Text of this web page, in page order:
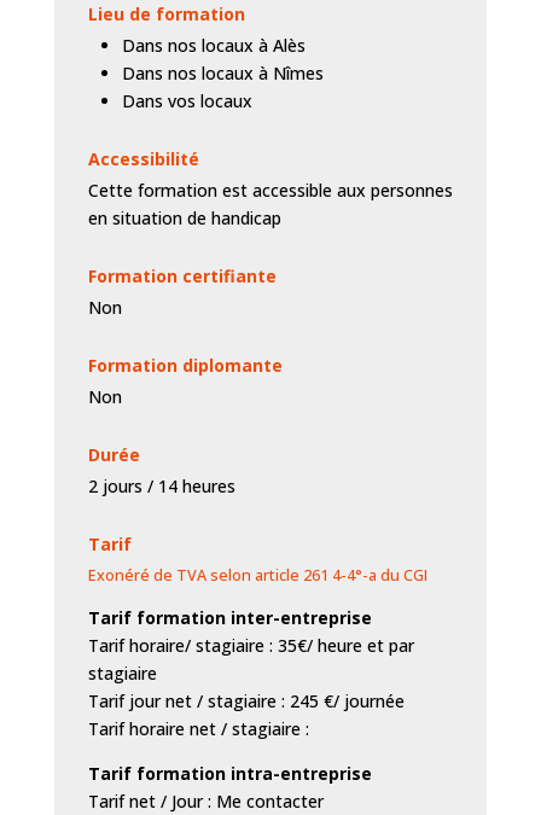
Lieu de formation
Dans nos locaux à Alès
Dans nos locaux à Nîmes
Dans vos locaux
Accessibilité
Cette formation est accessible aux personnes
en situation de handicap
Formation certifiante
Non
Formation diplomante
Non
Durée
2 jours / 14 heures
Tarif
Exonéré de TVA selon article 261 4-4°-a du CGI
Tarif formation inter-entreprise
Tarif horaire/ stagiaire : 35€/ heure et par
stagiaire
Tarif jour net / stagiaire : 245 €/ journée
Tarif horaire net / stagiaire :
Tarif formation intra-entreprise
Tarif net / Jour : Me contacter